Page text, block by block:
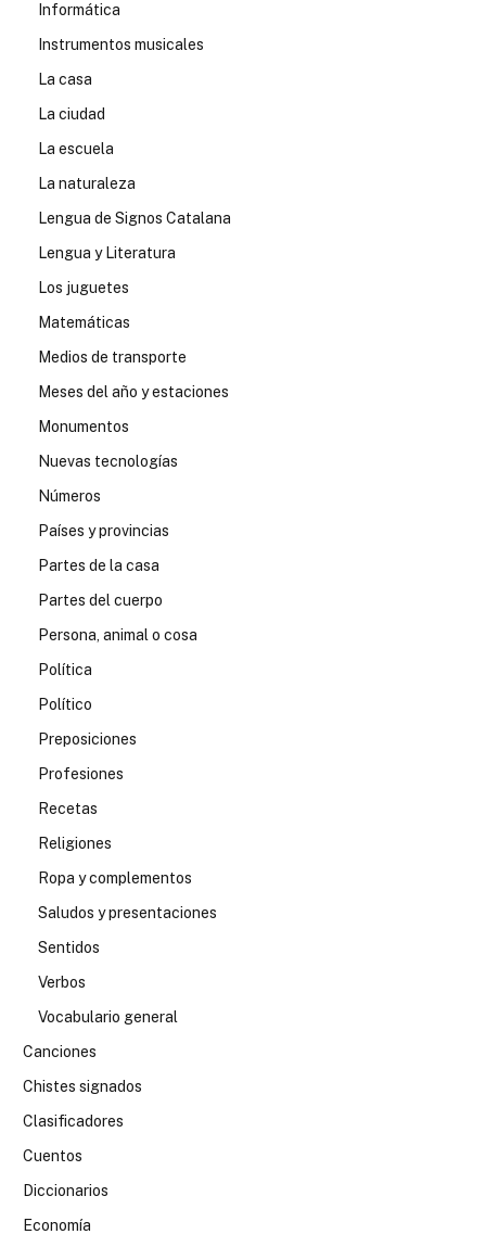
Informática
Instrumentos musicales
La casa
La ciudad
La escuela
La naturaleza
Lengua de Signos Catalana
Lengua y Literatura
Los juguetes
Matemáticas
Medios de transporte
Meses del año y estaciones
Monumentos
Nuevas tecnologías
Números
Países y provincias
Partes de la casa
Partes del cuerpo
Persona, animal o cosa
Política
Político
Preposiciones
Profesiones
Recetas
Religiones
Ropa y complementos
Saludos y presentaciones
Sentidos
Verbos
Vocabulario general
Canciones
Chistes signados
Clasificadores
Cuentos
Diccionarios
Economía